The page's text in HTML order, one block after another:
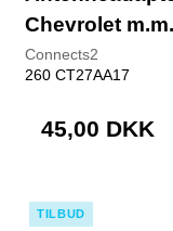
Chevrolet m.m.
Connects2
260 CT27AA17
45,00 DKK
TILBUD